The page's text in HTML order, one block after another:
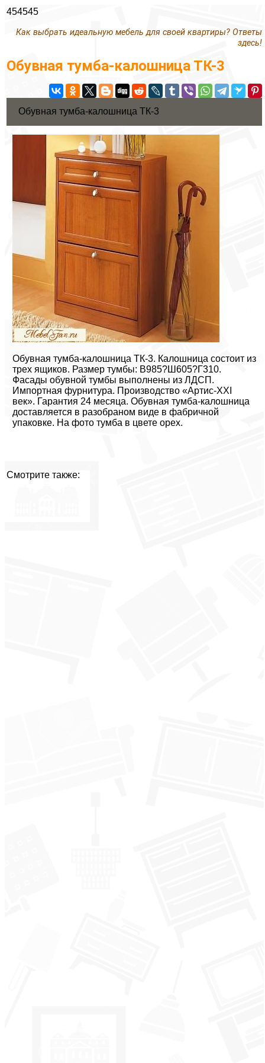
454545
Как выбрать идеальную мебель для своей квартиры? Ответы
здесь!
Обувная тумба-калошница ТК-3
Обувная тумба-калошница ТК-3
Обувная тумба-калошница ТК-3. Калошница состоит из
трех ящиков. Размер тумбы: В985?Ш605?Г310.
Фасады обувной тумбы выполнены из ЛДСП.
Импортная фурнитура. Производство «Артис-XXI
век». Гарантия 24 месяца. Обувная тумба-калошница
доставляется в разобраном виде в фабричной
упаковке. На фото тумба в цвете орех.
Смотрите также: